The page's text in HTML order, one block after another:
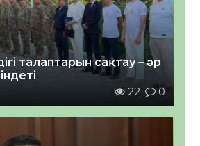
талаптарын сақтау – әр
22 0